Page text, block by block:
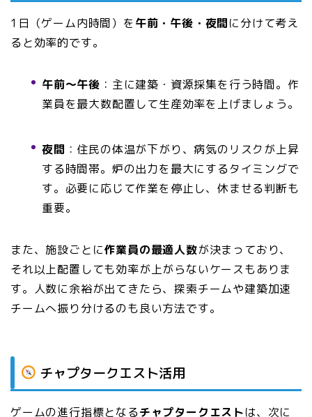
1日（ゲーム内時間）を 午前・午後・夜間に分けて考え
ると効率的です。
午前〜午後 ：主に建築・資源採集を行う時間。作
業員を最大数配置して生産効率を上げましょう。
夜間 ：住民の体温が下がり、病気のリスクが上昇
する時間帯。炉の出力を最大にするタイミングで
す。必要に応じて作業を停止し、休ませる判断も
重要。
また、施設ごとに作業員の最適人数が決まっており、
それ以上配置しても効率が上がらないケースもありま
す。人数に余裕が出てきたら、探索チームや建築加速
チームへ振り分けるのも良い方法です。
チャプタークエスト活用
ゲームの進行指標となるチャプタークエストは、次に